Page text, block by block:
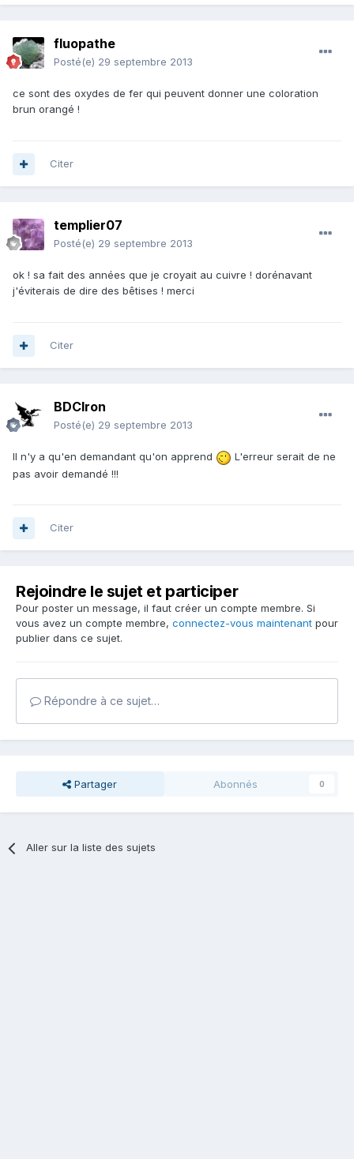
fluopathe
Posté(e) 29 septembre 2013
ce sont des oxydes de fer qui peuvent donner une coloration
brun orangé !
Citer
templier07
Posté(e) 29 septembre 2013
ok ! sa fait des années que je croyait au cuivre ! dorénavant
j'éviterais de dire des bêtises ! merci
Citer
BDCIron
Posté(e) 29 septembre 2013
Il n'y a qu'en demandant qu'on apprend
L'erreur serait de ne
pas avoir demandé !!!
Citer
Rejoindre le sujet et participer
Pour poster un message, il faut créer un compte membre. Si
vous avez un compte membre, connectez-vous maintenant pour
publier dans ce sujet.
Répondre à ce sujet…
Partager Abonnés 0
Aller sur la liste des sujets